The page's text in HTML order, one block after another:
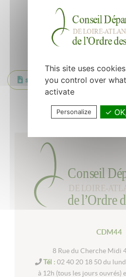
smore_newsletter-5
Retour à
CDM44
8 Rue du Cherche Midi
Tél : 02 40 20 18 50 du
à 12h (tous les jours ouvrés)
This site uses
you control over
activate
Personalize